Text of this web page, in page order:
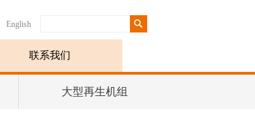
English
联系我们
大型再生机组